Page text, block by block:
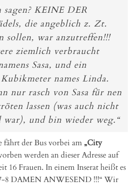
sagen? KEINE DER
die angeblich z. Zt.
sollen, war anzutreffen!!!
ziemlich verbraucht
Sasa, und ein
names Linda.
nur rasch von Sasa für nen
lassen (was auch nicht
war), und bin wieder weg.“
fährt der Bus vorbei am„City
werden an dieser Adresse auf
16 Frauen. In einem Inserat heißt es
8 DAMEN ANWESEND !!!“ Wir